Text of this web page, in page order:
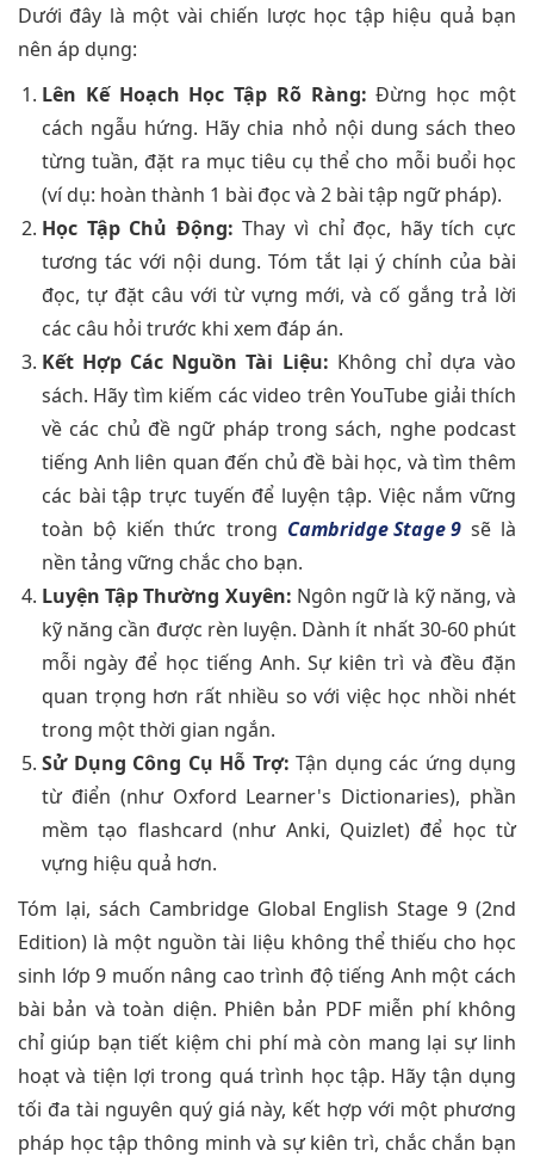
Dưới đây là một vài chiến lược học tập hiệu quả bạn
nên áp dụng:
Lên Kế Hoạch Học Tập Rõ Ràng: Đừng học một
cách ngẫu hứng. Hãy chia nhỏ nội dung sách theo
từng tuần, đặt ra mục tiêu cụ thể cho mỗi buổi học
(ví dụ: hoàn thành 1 bài đọc và 2 bài tập ngữ pháp).
Học Tập Chủ Động: Thay vì chỉ đọc, hãy tích cực
tương tác với nội dung. Tóm tắt lại ý chính của bài
đọc, tự đặt câu với từ vựng mới, và cố gắng trả lời
các câu hỏi trước khi xem đáp án.
Kết Hợp Các Nguồn Tài Liệu: Không chỉ dựa vào
sách. Hãy tìm kiếm các video trên YouTube giải thích
về các chủ đề ngữ pháp trong sách, nghe podcast
tiếng Anh liên quan đến chủ đề bài học, và tìm thêm
các bài tập trực tuyến để luyện tập. Việc nắm vững
toàn bộ kiến thức trong Cambridge Stage 9sẽ là
nền tảng vững chắc cho bạn.
Luyện Tập Thường Xuyên: Ngôn ngữ là kỹ năng, và
kỹ năng cần được rèn luyện. Dành ít nhất 30-60 phút
mỗi ngày để học tiếng Anh. Sự kiên trì và đều đặn
quan trọng hơn rất nhiều so với việc học nhồi nhét
trong một thời gian ngắn.
Sử Dụng Công Cụ Hỗ Trợ: Tận dụng các ứng dụng
từ điển (như Oxford Learner's Dictionaries), phần
mềm tạo flashcard (như Anki, Quizlet) để học từ
vựng hiệu quả hơn.
Tóm lại, sách Cambridge Global English Stage 9 (2nd
Edition) là một nguồn tài liệu không thể thiếu cho học
sinh lớp 9 muốn nâng cao trình độ tiếng Anh một cách
bài bản và toàn diện. Phiên bản PDF miễn phí không
chỉ giúp bạn tiết kiệm chi phí mà còn mang lại sự linh
hoạt và tiện lợi trong quá trình học tập. Hãy tận dụng
tối đa tài nguyên quý giá này, kết hợp với một phương
pháp học tập thông minh và sự kiên trì, chắc chắn bạn